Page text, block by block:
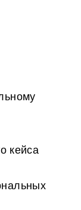
кейса